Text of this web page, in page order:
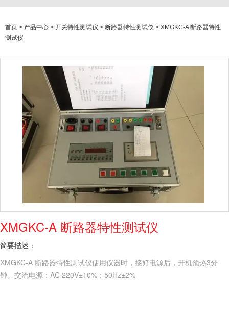
首页 > 产品中心 > 开关特性测试仪 > 断路器特性测试仪 > XMGKC-A 断路器特性
测试仪
XMGKC-A 断路器特性测试仪
简要描述：
XMGKC-A 断路器特性测试仪使用仪器时，接好电源后，开机预热3分
钟。交流电源：AC 220V±10%；50Hz±2%